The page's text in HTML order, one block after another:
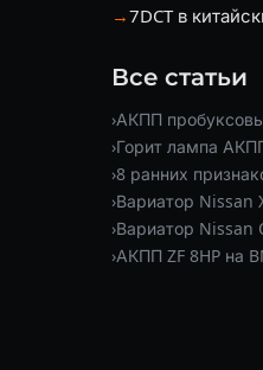
→7DCT в
Все статьи
›АКПП
›Горит лампа
›8 ранних
›Вариатор Nissan
›Вариатор Nissan
›АКПП ZF 8HP на